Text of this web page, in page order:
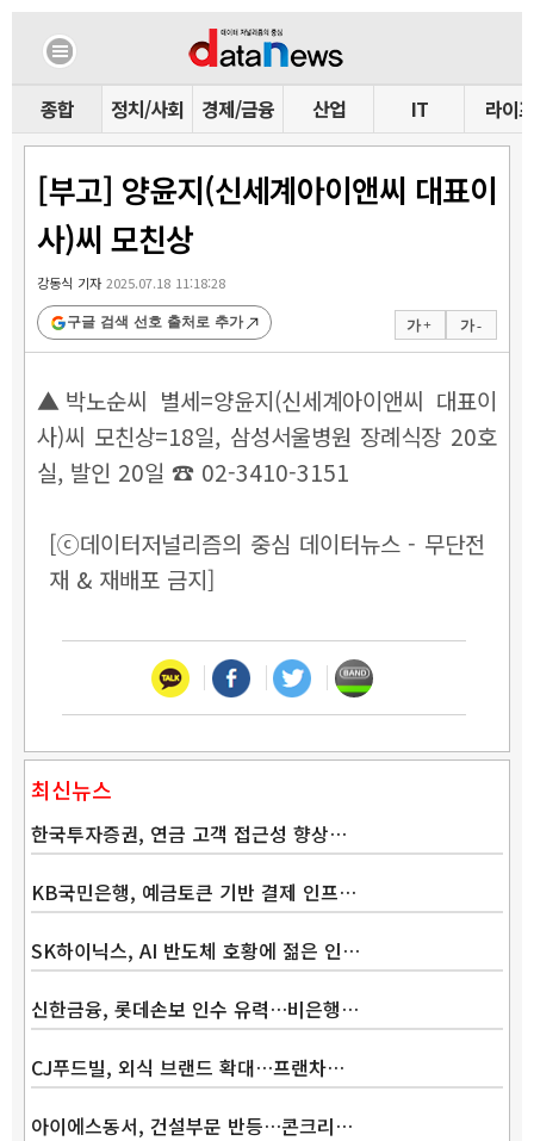
종합 정치/사회 경제/금융 산업 IT 라이프
[부고] 양윤지(신세계아이앤씨 대표이
사)씨 모친상
강동식 기자2025.07.18 11:18:28
가 + 가 -
구글 검색 선호 출처로 추가
▲박노순씨 별세=양윤지(신세계아이앤씨 대표이
사)씨 모친상=18일, 삼성서울병원 장례식장 20호
실, 발인 20일 ☎ 02-3410-3151
[ⓒ데이터저널리즘의 중심 데이터뉴스 - 무단전
재 & 재배포 금지]
최신뉴스
한국투자증권, 연금 고객 접근성 향상…
KB국민은행, 예금토큰 기반 결제 인프…
SK하이닉스, AI 반도체 호황에 젊은 인…
신한금융, 롯데손보 인수 유력…비은행…
CJ푸드빌, 외식 브랜드 확대…프랜차…
아이에스동서, 건설부문 반등…콘크리…